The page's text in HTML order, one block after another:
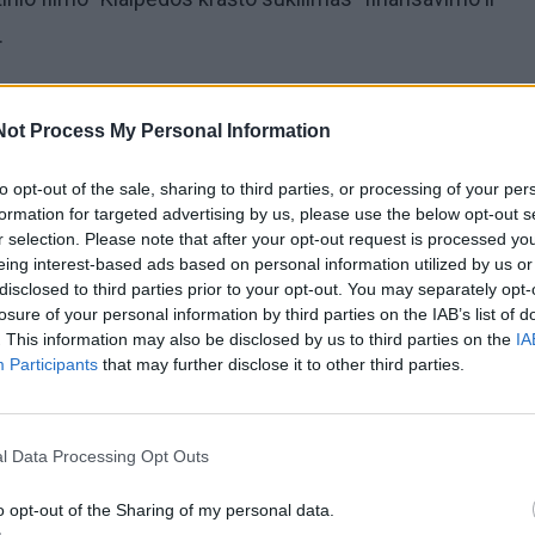
Process My Personal Information
opt-out of the sale, sharing to third parties, or processing of your
for targeted advertising by us, please use the below opt-out
selection. Please note that after your opt-out request is processed
interest-based ads based on personal information utilized by us
to third parties prior to your opt-out. You may separately
of your personal information by third parties on the IAB’s list of
This information may also be disclosed by us to third parties on the
Participants that may further disclose it to other third parties.
Data Processing Opt Outs
opt-out of the Sharing of my personal data.
metu. Parengiamasis darbas jau pradėtas, ir A.
kad jos komanda galinti būti pirmoji, kuri įprasmins šią
šis filmas būtų puiki alternatyva istorijos
moksleiviams būtų pateikiami daug įdomiau.